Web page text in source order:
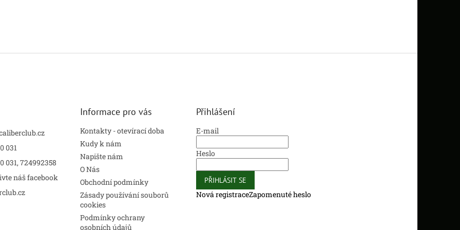
031
031, 724992358
náš facebook
Informace pro vás
Kontakty - otevírací doba
Kudy k nám
Napište nám
O Nás
Obchodní podmínky
Zásady používání souborů
cookies
Podmínky ochrany
osobních údajů
Přihlášení
E-mail
Heslo
PŘIHLÁSIT SE
Nová registraceZapomenuté heslo